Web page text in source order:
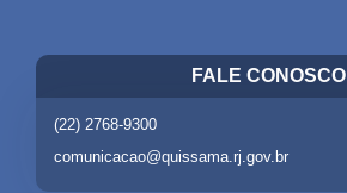
FALE CONOSCO
(22) 2768-9300
comunicacao@quissama.rj.gov.br